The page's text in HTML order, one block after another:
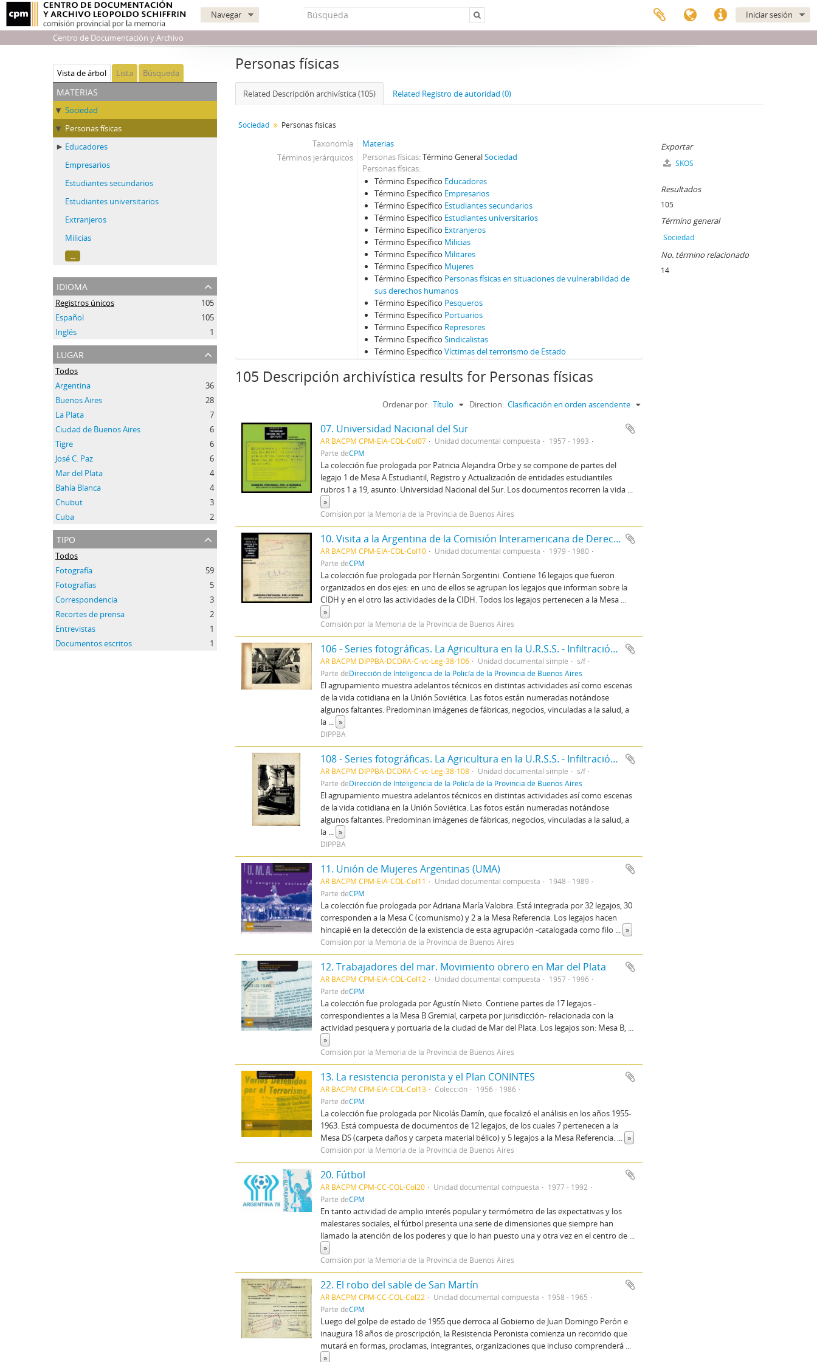
Iniciar sesión
Navegar
Centro de Documentación y Archivo
Vista de árbol Lista Búsqueda
materias
Sociedad
Personas físicas
Educadores
Empresarios
Estudiantes secundarios
Estudiantes universitarios
Extranjeros
Milicias
...
idioma
Registros únicos
105
Español
105
Inglés
1
lugar
Todos
Argentina
36
Buenos Aires
28
La Plata
7
Ciudad de Buenos Aires
6
Tigre
6
José C. Paz
6
Mar del Plata
4
Bahía Blanca
4
Chubut
3
Cuba
2
tipo
Todos
Fotografía
59
Fotografías
5
Correspondencia
3
Recortes de prensa
2
Entrevistas
1
Documentos escritos
1
Personas físicas
Related Descripción archivística (105) Related Registro de autoridad (0)
Sociedad Personas físicas
Taxonomía
Materias
Términos jerárquicos
Personas físicas Término GeneralSociedad
Personas físicas
Término Específico Educadores
Término Específico Empresarios
Término Específico Estudiantes secundarios
Término Específico Estudiantes universitarios
Término Específico Extranjeros
Término Específico Milicias
Término Específico Militares
Término Específico Mujeres
Término Específico Personas físicas en situaciones de vulnerabilidad de
sus derechos humanos
Término Específico Pesqueros
Término Específico Portuarios
Término Específico Represores
Término Específico Sindicalistas
Término Específico Víctimas del terrorismo de Estado
105 Descripción archivística results for Personas físicas
Ordenar por: Título Direction: Clasificación en orden ascendente
07. Universidad Nacional del Sur
AR BACPM CPM-EIA-COL-Col07 Unidad documental compuesta
1957 - 1993
Parte deCPM
La colección fue prologada por Patricia Alejandra Orbe y se compone de partes del
legajo 1 de Mesa A Estudiantil, Registro y Actualización de entidades estudiantiles
rubros 1 a 19, asunto: Universidad Nacional del Sur. Los documentos recorren la vida ...
»
Comisión por la Memoria de la Provincia de Buenos Aires
10. Visita a la Argentina de la Comisión Interamericana de Derechos Humanos (CIDH)
AR BACPM CPM-EIA-COL-Col10 Unidad documental compuesta
1979 - 1980
Parte deCPM
La colección fue prologada por Hernán Sorgentini. Contiene 16 legajos que fueron
organizados en dos ejes: en uno de ellos se agrupan los legajos que informan sobre la
CIDH y en el otro las actividades de la CIDH. Todos los legajos pertenecen a la Mesa ...
»
Comisión por la Memoria de la Provincia de Buenos Aires
106 - Series fotográficas. La Agricultura en la U.R.S.S. - Infiltración comunista - Marcha campesina a Buenos Aires
AR BACPM DIPPBA-DCDRA-C-vc-Leg-38-106 Unidad documental simple
s/f
Parte deDirección de Inteligencia de la Policía de la Provincia de Buenos Aires
El agrupamiento muestra adelantos técnicos en distintas actividades así como escenas
de la vida cotidiana en la Unión Soviética. Las fotos están numeradas notándose
algunos faltantes. Predominan imágenes de fábricas, negocios, vinculadas a la salud, a
la ... »
DIPPBA
108 - Series fotográficas. La Agricultura en la U.R.S.S. - Infiltración comunista - Marcha campesina a Buenos Aires
AR BACPM DIPPBA-DCDRA-C-vc-Leg-38-108 Unidad documental simple
s/f
Parte deDirección de Inteligencia de la Policía de la Provincia de Buenos Aires
El agrupamiento muestra adelantos técnicos en distintas actividades así como escenas
de la vida cotidiana en la Unión Soviética. Las fotos están numeradas notándose
algunos faltantes. Predominan imágenes de fábricas, negocios, vinculadas a la salud, a
la ... »
DIPPBA
11. Unión de Mujeres Argentinas (UMA)
AR BACPM CPM-EIA-COL-Col11 Unidad documental compuesta
1948 - 1989
Parte deCPM
La colección fue prologada por Adriana María Valobra. Está integrada por 32 legajos, 30
corresponden a la Mesa C (comunismo) y 2 a la Mesa Referencia. Los legajos hacen
hincapié en la detección de la existencia de esta agrupación -catalogada como filo ... »
Comisión por la Memoria de la Provincia de Buenos Aires
12. Trabajadores del mar. Movimiento obrero en Mar del Plata
AR BACPM CPM-EIA-COL-Col12 Unidad documental compuesta
1957 - 1996
Parte deCPM
La colección fue prologada por Agustín Nieto. Contiene partes de 17 legajos -
correspondientes a la Mesa B Gremial, carpeta por jurisdicción- relacionada con la
actividad pesquera y portuaria de la ciudad de Mar del Plata. Los legajos son: Mesa B, ...
»
Comisión por la Memoria de la Provincia de Buenos Aires
13. La resistencia peronista y el Plan CONINTES
AR BACPM CPM-EIA-COL-Col13 Colección
1956 - 1986
Parte deCPM
La colección fue prologada por Nicolás Damín, que focalizó el análisis en los años 1955-
1963. Está compuesta de documentos de 12 legajos, de los cuales 7 pertenecen a la
Mesa DS (carpeta daños y carpeta material bélico) y 5 legajos a la Mesa Referencia. ... »
Comisión por la Memoria de la Provincia de Buenos Aires
20. Fútbol
AR BACPM CPM-CC-COL-Col20 Unidad documental compuesta
1977 - 1992
Parte deCPM
En tanto actividad de amplio interés popular y termómetro de las expectativas y los
malestares sociales, el fútbol presenta una serie de dimensiones que siempre han
llamado la atención de los poderes y que lo han puesto una y otra vez en el centro de ...
»
Comisión por la Memoria de la Provincia de Buenos Aires
22. El robo del sable de San Martín
AR BACPM CPM-CC-COL-Col22 Unidad documental compuesta
1958 - 1965
Parte deCPM
Luego del golpe de estado de 1955 que derroca al Gobierno de Juan Domingo Perón e
inaugura 18 años de proscripción, la Resistencia Peronista comienza un recorrido que
mutará en formas, proclamas, integrantes, organizaciones que incluso comprenderá ...
»
Exportar
SKOS
Resultados
105
Término general
Sociedad
No. término relacionado
14